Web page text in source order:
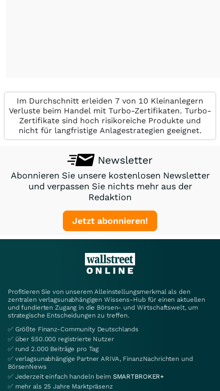
Im Durchschnitt erleiden 7 von 10 Kleinanlegern
Verluste beim Handel mit Turbo-Zertifikaten. Turbo-
Zertifikate sind hoch risikoreiche Produkte und
nicht für langfristige Anlagestrategien geeignet.
Newsletter
Abonnieren Sie unsere kostenlosen Newsletter
und verpassen Sie nichts mehr aus der
Redaktion
Jetzt abonnieren!
Profitieren Sie von unserem Alleinstellungsmerkmal als den
zentralen verlagsunabhängigen Wissens-Hub für einen aktuellen
und fundierten Zugang in die Börsen- und Wirtschaftswelt, um
strategische Entscheidungen zu treffen.
✅ Größte Finanz-Community Deutschlands
✅ über 550.000 registrierte Nutzer
✅ rund 2.000 Beiträge pro Tag
✅ verlagsunabhängige Partner ARIVA, FinanzNachrichten und
BörsenNews
✅ Jederzeit einfach handeln beim SMARTBROKER+
✅ mehr als 25 Jahre Marktpräsenz